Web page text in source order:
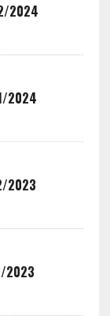
2024
2024
2023
2023